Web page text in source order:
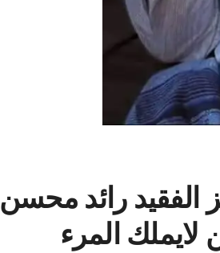
الفقيد رائد محسن
المرء